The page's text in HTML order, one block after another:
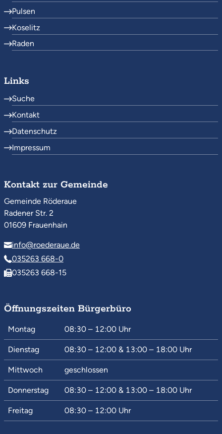
Pulsen
Koselitz
Raden
Links
Suche
Kontakt
Datenschutz
Impressum
Kontakt zur Gemeinde
Gemeinde Röderaue
Radener Str. 2
01609 Frauenhain
info@roederaue.de
035263 668-0
035263 668-15
Öffnungszeiten Bürgerbüro
Montag 08:30 – 12:00 Uhr
Dienstag 08:30 – 12:00 & 13:00 – 18:00 Uhr
Mittwoch geschlossen
Donnerstag 08:30 – 12:00 & 13:00 – 18:00 Uhr
Freitag 08:30 – 12:00 Uhr